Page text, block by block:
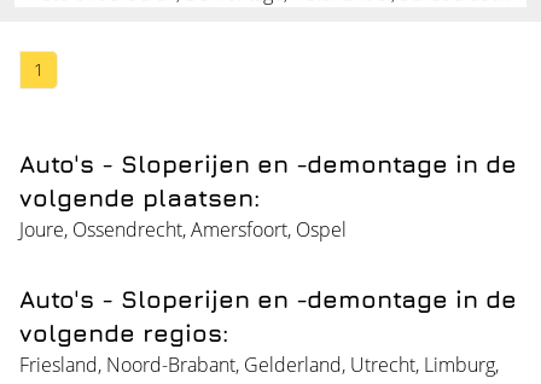
1
Auto's - Sloperijen en -demontage in de
volgende plaatsen:
Joure, Ossendrecht,Amersfoort, Ospel
Auto's - Sloperijen en -demontage in de
volgende regios:
Friesland, Noord-Brabant, Gelderland, Utrecht, Limburg,